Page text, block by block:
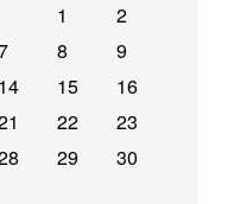
1
2
8
9
14 15
16
22
23
29
30